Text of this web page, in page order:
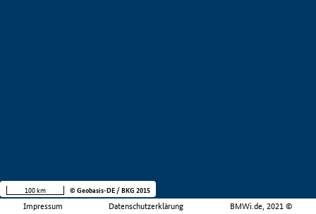
Impressum Datenschutzerklärung BMWi.de, 2021 ©
100 km © Geobasis-DE / BKG 2015